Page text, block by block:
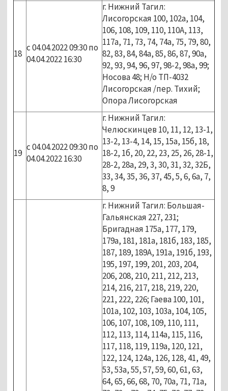
18
с 04.04.2022 09:30 по
04.04.2022 16:30
г. Нижний Тагил:
Лисогорская 100, 102а, 104,
106, 108, 109, 110, 110А, 113,
117а, 71, 73, 74, 74а, 75, 79, 80,
82, 83, 84, 84а, 85, 86, 87, 90а,
92, 93, 94, 96, 97, 98-2, 98а, 99;
Носова 48; Н/о ТП-4032
Лисогорская /пер. Тихий;
Опора Лисогорская
19
с 04.04.2022 09:30 по
04.04.2022 16:30
г. Нижний Тагил:
Челюскинцев 10, 11, 12, 13-1,
13-2, 13-4, 14, 15, 15а, 15б, 18,
18-2, 1б, 20, 22, 23, 25, 26, 28-1,
28-2, 28а, 29, 3, 30, 31, 32, 32Б,
33, 34, 35, 36, 37, 45, 5, 6, 6а, 7,
8, 9
г. Нижний Тагил: Большая-
Гальянская 227, 231;
Бригадная 175а, 177, 179,
179а, 181, 181а, 181б, 183, 185,
187, 189, 189А, 191а, 191б, 193,
195, 197, 199, 201, 203, 204,
206, 208, 210, 211, 212, 213,
214, 216, 217, 218, 219, 220,
221, 222, 226; Гаева 100, 101,
101а, 102, 103, 103а, 104, 105,
106, 107, 108, 109, 110, 111,
112, 113, 114, 114а, 115, 116,
117, 118, 119, 119а, 120, 121,
122, 124, 124а, 126, 128, 41, 49,
53, 53а, 55, 57, 59, 60, 61, 63,
64, 65, 66, 68, 70, 70а, 71, 71а,